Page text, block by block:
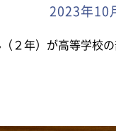
2023年10
２年）が高等学校